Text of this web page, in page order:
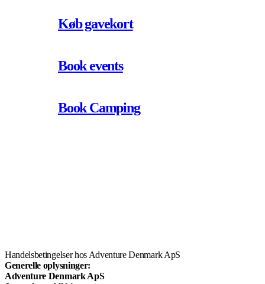
Køb gavekort
Book events
Book Camping
Handelsbetingelser hos Adventure Denmark ApS
Generelle oplysninger:
Adventure Denmark ApS